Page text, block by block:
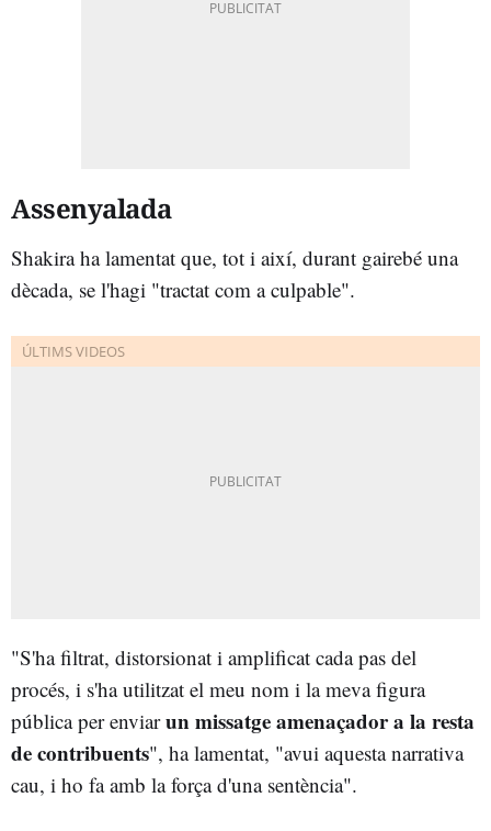
Assenyalada
Shakira ha lamentat que, tot i així, durant gairebé una
dècada, se l'hagi "tractat com a culpable".
"S'ha filtrat, distorsionat i amplificat cada pas del
procés, i s'ha utilitzat el meu nom i la meva figura
pública per enviarun missatge amenaçador a la resta
de contribuents", ha lamentat, "avui aquesta narrativa
cau, i ho fa amb la força d'una sentència".